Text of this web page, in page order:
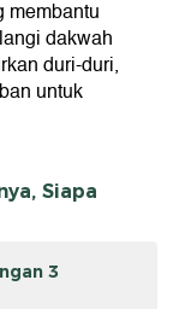
membantu
dakwah
duri-duri,
untuk
Siapa
3